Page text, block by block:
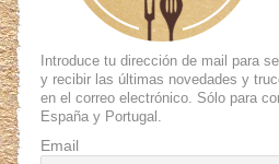
Introduce tu dirección de mail para
y recibir las últimas novedades y
en el correo electrónico. Sólo para
España y Portugal.
Email